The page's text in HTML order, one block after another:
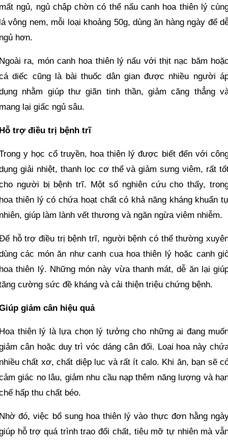
ngủ, ngủ chập chờn có thể nấu canh hoa thiên lý
vông nem, mỗi loại khoảng 50g, dùng ăn hàng ngày để
hơn.
ra, món canh hoa thiên lý nấu với thịt nạc băm
diếc cũng là bài thuốc dân gian được nhiều người
nhằm giúp thư giãn tinh thần, giảm căng thẳng
lại giấc ngủ sâu.
trợ điều trị bệnh trĩ
y học cổ truyền, hoa thiên lý được biết đến với
giải nhiệt, thanh lọc cơ thể và giảm sưng viêm, rất
người bị bệnh trĩ. Một số nghiên cứu cho thấy,
thiên lý có chứa hoạt chất có khả năng kháng khuẩn
giúp làm lành vết thương và ngăn ngừa viêm nhiễm.
hỗ trợ điều trị bệnh trĩ, người bệnh có thể thường
các món ăn như canh cua hoa thiên lý hoặc canh
thiên lý. Những món này vừa thanh mát, dễ ăn lại
cường sức đề kháng và cải thiện triệu chứng bệnh.
giảm cân hiệu quả
thiên lý là lựa chọn lý tưởng cho những ai đang
cân hoặc duy trì vóc dáng cân đối. Loại hoa này
chất xơ, chất diệp lục và rất ít calo. Khi ăn, bạn sẽ
giác no lâu, giảm nhu cầu nạp thêm năng lượng và
hấp thu chất béo.
đó, việc bổ sung hoa thiên lý vào thực đơn hằng
hỗ trợ quá trình trao đổi chất, tiêu mỡ tự nhiên mà